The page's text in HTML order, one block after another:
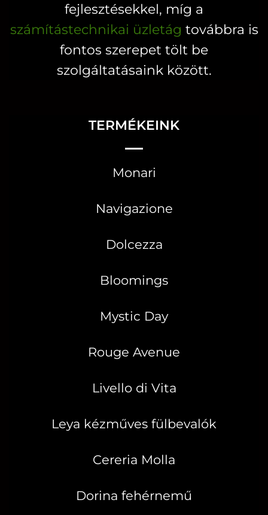
fejlesztésekkel, míg a
számítástechnikai üzletág továbbra is
fontos szerepet tölt be
szolgáltatásaink között.
TERMÉKEINK
Monari
Navigazione
Dolcezza
Bloomings
Mystic Day
Rouge Avenue
Livello di Vita
Leya kézműves fülbevalók
Cereria Molla
Dorina fehérnemű